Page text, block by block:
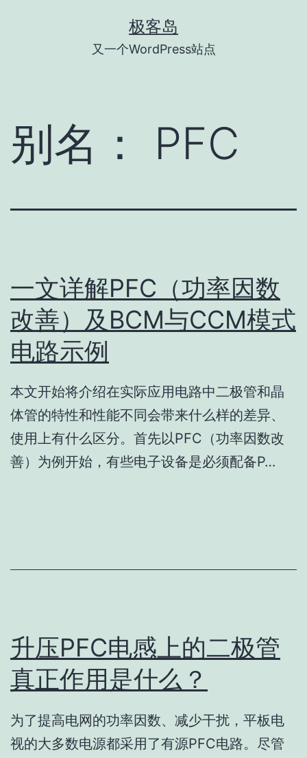
极客岛
又一个WordPress站点
别名： PFC
一文详解PFC（功率因数
改善）及BCM与CCM模式
电路示例
本文开始将介绍在实际应用电路中二极管和晶
体管的特性和性能不同会带来什么样的差异、
使用上有什么区分。首先以PFC（功率因数改
善）为例开始，有些电子设备是必须配备P…
升压PFC电感上的二极管
真正作用是什么？
为了提高电网的功率因数、减少干扰，平板电
视的大多数电源都采用了有源PFC电路。尽管